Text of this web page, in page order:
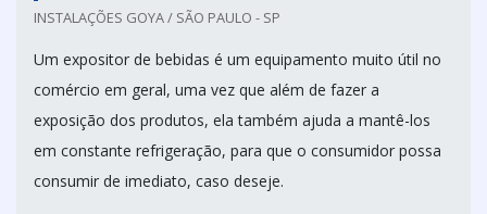
INSTALAÇÕES GOYA / SÃO PAULO - SP
Um expositor de bebidas é um equipamento muito útil no
comércio em geral, uma vez que além de fazer a
exposição dos produtos, ela também ajuda a mantê-los
em constante refrigeração, para que o consumidor possa
consumir de imediato, caso deseje.